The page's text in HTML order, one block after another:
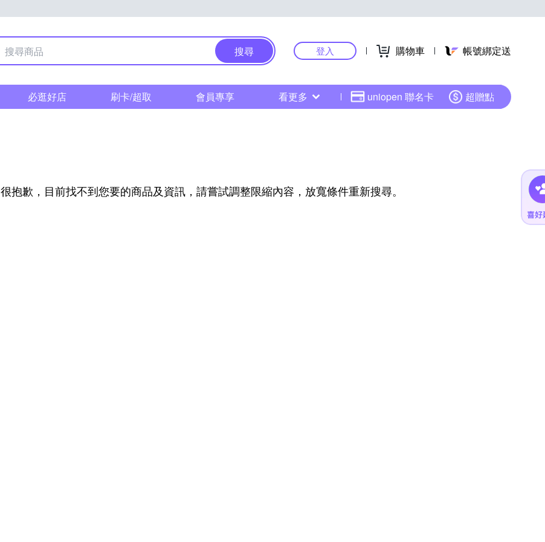
搜尋 登入 購物車 帳號綁定送
必逛好店 刷卡/超取 會員專享 看更多 uniopen 聯名卡 超贈點
很抱歉，目前找不到您要的商品及資訊，請嘗試調整限縮內容，放寬條件重新搜尋。